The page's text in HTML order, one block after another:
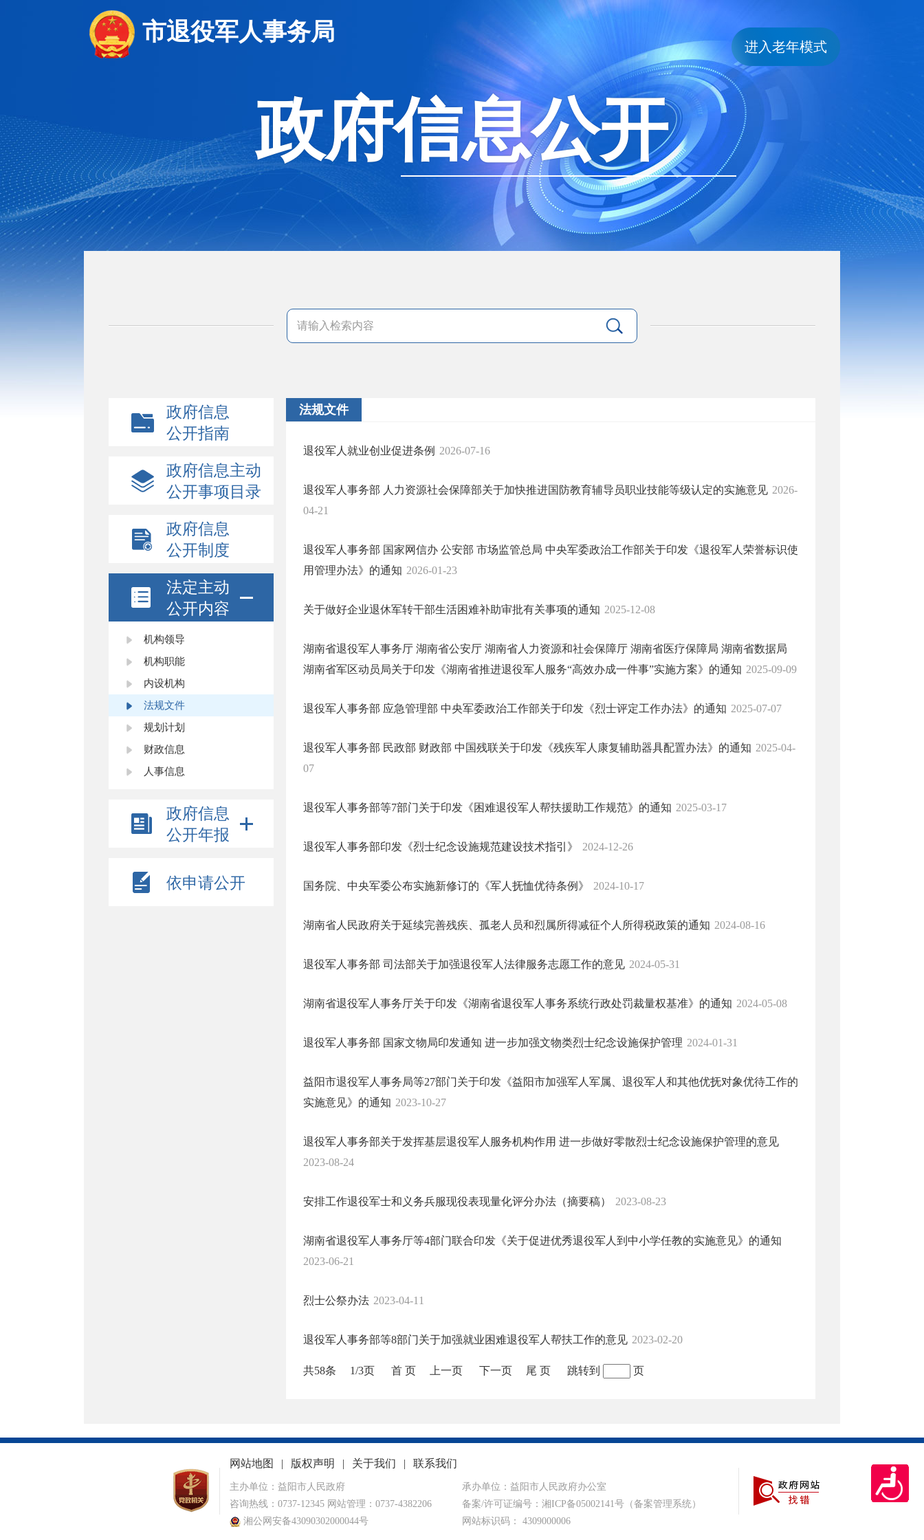
市退役军人事务局
进入老年模式
政府信息公开
政府信息
公开指南
政府信息主动
公开事项目录
政府信息
公开制度
法定主动
公开内容
机构领导
机构职能
内设机构
法规文件
规划计划
财政信息
人事信息
政府信息
公开年报
依申请公开
法规文件
退役军人就业创业促进条例 2026-07-16
退役军人事务部 人力资源社会保障部关于加快推进国防教育辅导员职业技能等级认定的实施意见 2026-
04-21
退役军人事务部 国家网信办 公安部 市场监管总局 中央军委政治工作部关于印发《退役军人荣誉标识使
用管理办法》的通知 2026-01-23
关于做好企业退休军转干部生活困难补助审批有关事项的通知 2025-12-08
湖南省退役军人事务厅 湖南省公安厅 湖南省人力资源和社会保障厅 湖南省医疗保障局 湖南省数据局
湖南省军区动员局关于印发《湖南省推进退役军人服务“高效办成一件事”实施方案》的通知 2025-09-09
退役军人事务部 应急管理部 中央军委政治工作部关于印发《烈士评定工作办法》的通知 2025-07-07
退役军人事务部 民政部 财政部 中国残联关于印发《残疾军人康复辅助器具配置办法》的通知 2025-04-
07
退役军人事务部等7部门关于印发《困难退役军人帮扶援助工作规范》的通知 2025-03-17
退役军人事务部印发《烈士纪念设施规范建设技术指引》 2024-12-26
国务院、中央军委公布实施新修订的《军人抚恤优待条例》 2024-10-17
湖南省人民政府关于延续完善残疾、孤老人员和烈属所得减征个人所得税政策的通知 2024-08-16
退役军人事务部 司法部关于加强退役军人法律服务志愿工作的意见 2024-05-31
湖南省退役军人事务厅关于印发《湖南省退役军人事务系统行政处罚裁量权基准》的通知 2024-05-08
退役军人事务部 国家文物局印发通知 进一步加强文物类烈士纪念设施保护管理 2024-01-31
益阳市退役军人事务局等27部门关于印发《益阳市加强军人军属、退役军人和其他优抚对象优待工作的
实施意见》的通知 2023-10-27
退役军人事务部关于发挥基层退役军人服务机构作用 进一步做好零散烈士纪念设施保护管理的意见
2023-08-24
安排工作退役军士和义务兵服现役表现量化评分办法（摘要稿） 2023-08-23
湖南省退役军人事务厅等4部门联合印发《关于促进优秀退役军人到中小学任教的实施意见》的通知
2023-06-21
烈士公祭办法 2023-04-11
退役军人事务部等8部门关于加强就业困难退役军人帮扶工作的意见 2023-02-20
共58条 1/3页 首 页 上一页 下一页 尾 页 跳转到 页
网站地图 | 版权声明 | 关于我们 | 联系我们
主办单位：益阳市人民政府
咨询热线：0737-12345 网站管理：0737-4382206
湘公网安备43090302000044号
承办单位：益阳市人民政府办公室
备案/许可证编号： 湘ICP备05002141号 （备案管理系统）
网站标识码： 4309000006